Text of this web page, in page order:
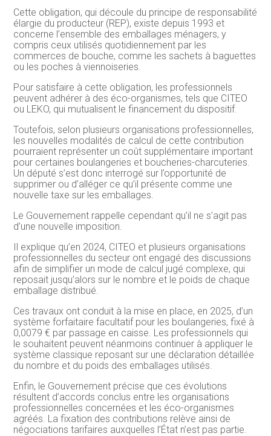
Cette obligation, qui découle du principe de responsabilité
élargie du producteur (REP), existe depuis 1993 et
concerne l’ensemble des emballages ménagers, y
compris ceux utilisés quotidiennement par les
commerces de bouche, comme les sachets à baguettes
ou les poches à viennoiseries.
Pour satisfaire à cette obligation, les professionnels
peuvent adhérer à des éco-organismes, tels que CITEO
ou LEKO, qui mutualisent le financement du dispositif.
Toutefois, selon plusieurs organisations professionnelles,
les nouvelles modalités de calcul de cette contribution
pourraient représenter un coût supplémentaire important
pour certaines boulangeries et boucheries-charcuteries.
Un député s’est donc interrogé sur l’opportunité de
supprimer ou d’alléger ce qu’il présente comme une
nouvelle taxe sur les emballages.
Le Gouvernement rappelle cependant qu’il ne s’agit pas
d’une nouvelle imposition.
Il explique qu’en 2024, CITEO et plusieurs organisations
professionnelles du secteur ont engagé des discussions
afin de simplifier un mode de calcul jugé complexe, qui
reposait jusqu’alors sur le nombre et le poids de chaque
emballage distribué.
Ces travaux ont conduit à la mise en place, en 2025, d’un
système forfaitaire facultatif pour les boulangeries, fixé à
0,0079 € par passage en caisse. Les professionnels qui
le souhaitent peuvent néanmoins continuer à appliquer le
système classique reposant sur une déclaration détaillée
du nombre et du poids des emballages utilisés.
Enfin, le Gouvernement précise que ces évolutions
résultent d’accords conclus entre les organisations
professionnelles concernées et les éco-organismes
agréés. La fixation des contributions relève ainsi de
négociations tarifaires auxquelles l’État n’est pas partie.